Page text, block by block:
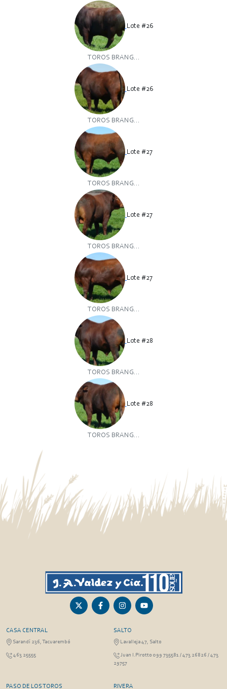
Lote #26
TOROS BRANG...
Lote #26
TOROS BRANG...
Lote #27
TOROS BRANG...
Lote #27
TOROS BRANG...
Lote #27
TOROS BRANG...
Lote #28
TOROS BRANG...
Lote #28
TOROS BRANG...
CASA CENTRAL
Sarandí 236, Tacuarembó
463 25555
SALTO
Lavalleja 47, Salto
Juan I.Pirotto 099 735581 / 473 26826 / 473
29757
PASO DE LOS TOROS RIVERA